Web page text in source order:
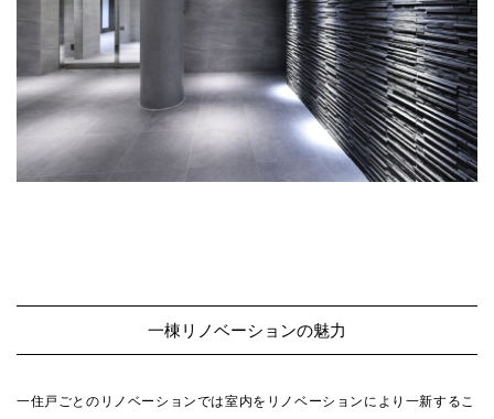
一棟リノベーションの魅力
一住戸ごとのリノベーションでは室内をリノベーションにより一新するこ